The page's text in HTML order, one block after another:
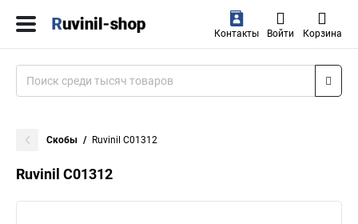
Контакты Войти Корзина
Скобы Ruvinil С01312
Ruvinil С01312